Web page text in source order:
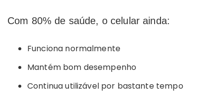
Com 80% de saúde, o celular ainda:
Funciona normalmente
Mantém bom desempenho
Continua utilizável por bastante tempo